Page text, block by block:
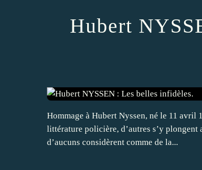
Hubert
Hommage à Hubert Nyssen, né le 11 avril
littérature policière, d’autres s’y plongent
d’aucuns considèrent comme de la...